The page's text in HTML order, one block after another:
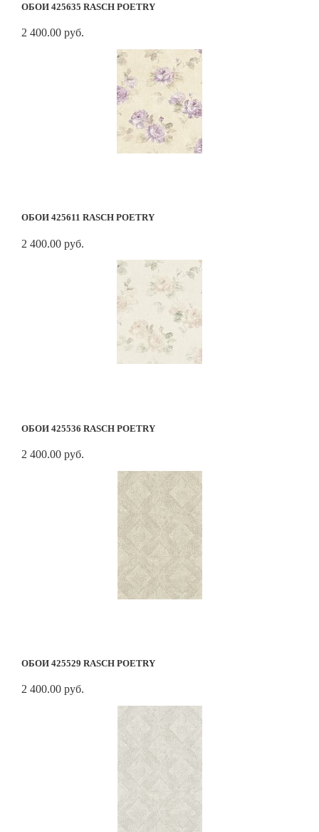
ОБОИ 425635 RASCH POETRY
2 400.00 руб.
ОБОИ 425611 RASCH POETRY
2 400.00 руб.
ОБОИ 425536 RASCH POETRY
2 400.00 руб.
ОБОИ 425529 RASCH POETRY
2 400.00 руб.